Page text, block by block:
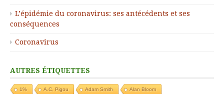
L’épidémie du coronavirus: ses antécédents et ses
conséquences
Coronavirus
AUTRES ÉTIQUETTES
1% A.C. Pigou Adam Smith Alan Bloom